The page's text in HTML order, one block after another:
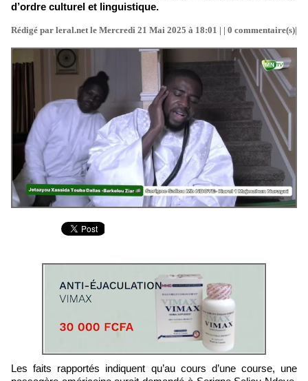
d’ordre culturel et linguistique.
Rédigé par leral.net le Mercredi 21 Mai 2025 à 18:01 | | 0 commentaire(s)|
Les faits rapportés indiquent qu’au cours d’une course, une